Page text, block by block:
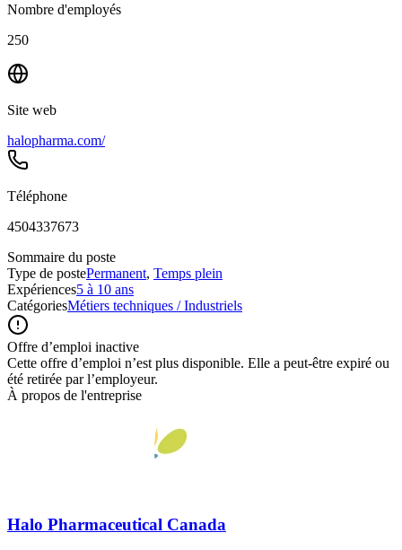
Nombre d'employés
250
Site web
halopharma.com/
Téléphone
4504337673
Sommaire du poste
Type de postePermanent, Temps plein
Expériences5 à 10 ans
CatégoriesMétiers techniques / Industriels
Offre d’emploi inactive
Cette offre d’emploi n’est plus disponible. Elle a peut-être expiré ou
été retirée par l’employeur.
À propos de l'entreprise
Halo Pharmaceutical Canada